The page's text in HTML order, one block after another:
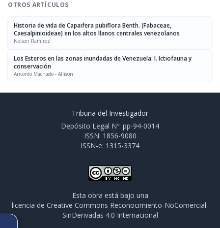
OTROS ARTÍCULOS
Historia de vida de Capaifera pubiflora Benth. (Fabaceae,
Caesalpinioideae) en los altos llanos centrales venezolanos
Nelson Ramírez
Los Esteros en las zonas inundadas de Venezuela: I. Ictiofauna y
conservación
Antonio Machado - Allison
Tribuna del Investigador
Depósito Legal Nº: pp-94-0014
ISSN: 1856-9080
ISSN-e: 1315-3374
Esta obra está bajo una
licencia de Creative Commons Reconocimiento-NoComercial-
SinDerivadas 4.0 Internacional